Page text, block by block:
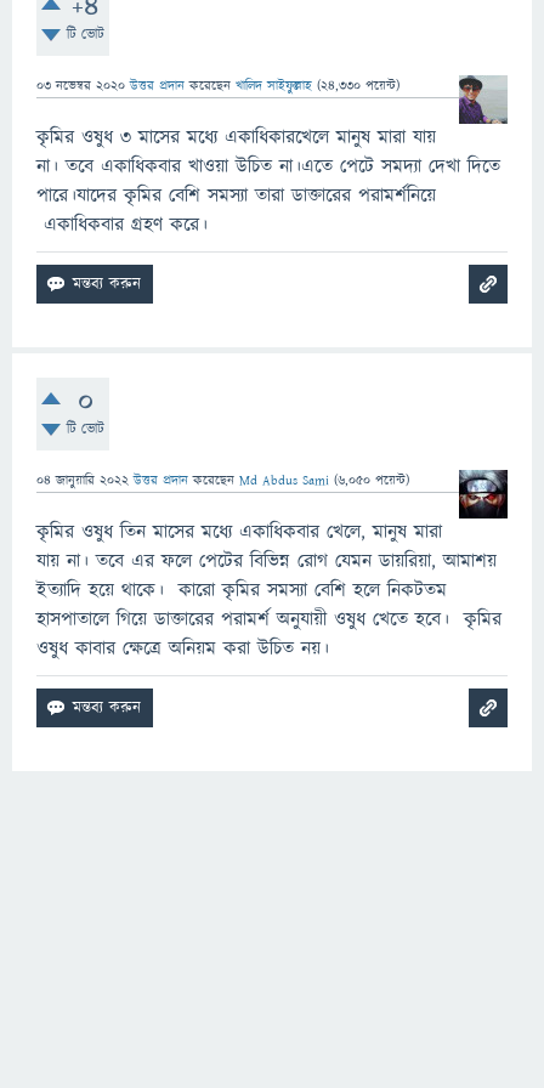
টি ভোট
03 নভেম্বর 2020 উত্তর প্রদান করেছেন খালিদ সাইফুল্লাহ (24,330 পয়েন্ট)
কৃমির ওষুধ ৩ মাসের মধ্যে একাধিকারখেলে মানুষ মারা যায়
না। তবে একাধিকবার খাওয়া উচিত না।এতে পেটে সমদ্যা দেখা দিতে
পারে।যাদের কৃমির বেশি সমস্যা তারা ডাক্তারের পরামর্শনিয়ে
একাধিকবার গ্রহণ করে।
0
টি ভোট
04 জানুয়ারি 2022 উত্তর প্রদান করেছেন Md Abdus Sami (6,050 পয়েন্ট)
কৃমির ওষুধ তিন মাসের মধ্যে একাধিকবার খেলে, মানুষ মারা
যায় না। তবে এর ফলে পেটের বিভিন্ন রোগ যেমন ডায়রিয়া, আমাশয়
ইত্যাদি হয়ে থাকে। কারো কৃমির সমস্যা বেশি হলে নিকটতম
হাসপাতালে গিয়ে ডাক্তারের পরামর্শ অনুযায়ী ওষুধ খেতে হবে। কৃমির
ওষুধ কাবার ক্ষেত্রে অনিয়ম করা উচিত নয়।